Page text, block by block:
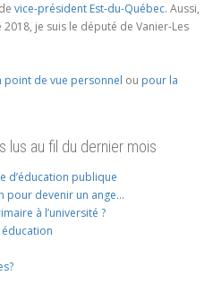
vice-président Est-du-Québec. Aussi,
je suis le député de Vanier-Les
point de vue personnel ou pour la
lus au fil du dernier mois
d’éducation publique
pour devenir un ange…
à l’université ?